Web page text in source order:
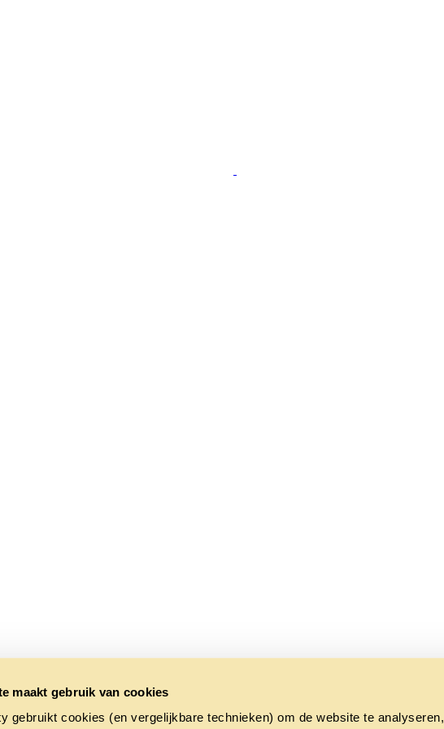
maakt gebruik van cookies
gebruikt cookies (en vergelijkbare technieken) om de website te analyseren,